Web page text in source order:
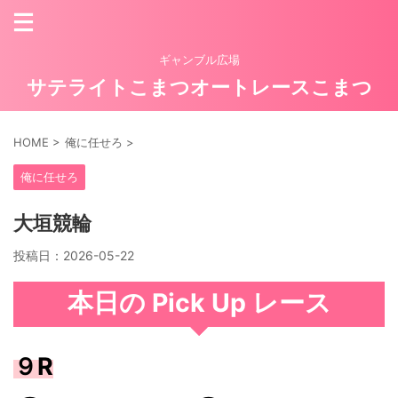
ギャンブル広場
サテライトこまつオートレースこまつ
HOME > 俺に任せろ >
俺に任せろ
大垣競輪
投稿日： 2026-05-22
本日の Pick Up レース
９R